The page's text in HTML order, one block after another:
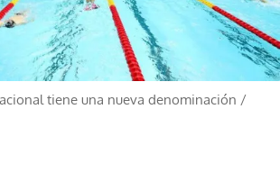
tiene una nueva denominación /